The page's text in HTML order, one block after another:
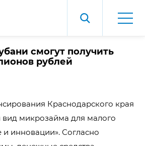
смогут получить
рублей
Краснодарского края
вид микрозайма для малого
и инновации». Согласно